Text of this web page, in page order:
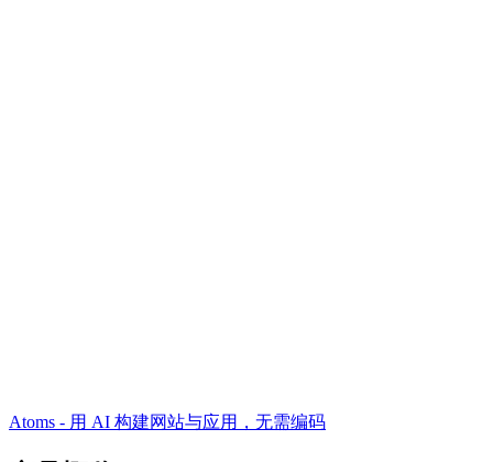
Atoms - 用 AI 构建网站与应用，无需编码